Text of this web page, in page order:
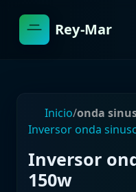
Rey-Mar
Inicio/onda
Inversor onda
Inversor
150w